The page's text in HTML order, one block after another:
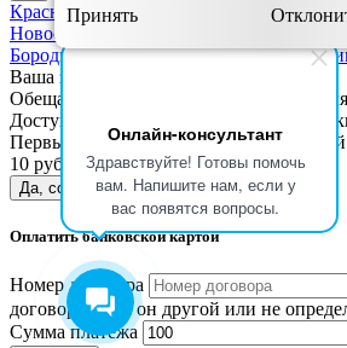
Онлайн-консультант
Здравствуйте! Готовы помочь
вам. Напишите нам, если у
вас появятся вопросы.
Красноярск Дивногорск Зеленогорск
Новоселово, Балахта
Бородино Заозерный Уяр, Громадск
Ваша заявка успешно отправлена.
Обещанный платёж доступен только
Доступ на вашем лицевом счете не
Первый обещанный платёж
10 рублей.
Да, согласен Спасибо, не надо
Оплатить банковской картой
Номер договора
договора, если он другой или не
Сумма платежа
Принять